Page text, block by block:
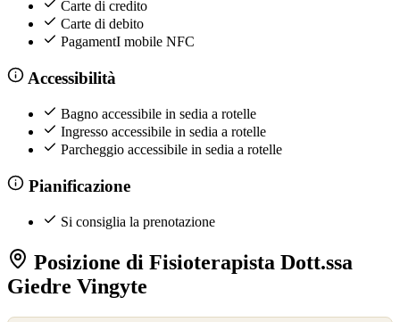
Carte di credito
Carte di debito
PagamentI mobile NFC
Accessibilità
Bagno accessibile in sedia a rotelle
Ingresso accessibile in sedia a rotelle
Parcheggio accessibile in sedia a rotelle
Pianificazione
Si consiglia la prenotazione
Posizione di Fisioterapista Dott.ssa
Giedre Vingyte